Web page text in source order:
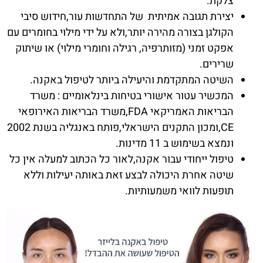
יצירת תגובה אמיתית של התחדשות עור,חידוש סיבי
הקולגן בצורה מהירה יותר,ולא על ידי מילוי בחומרים עם
אפקט זמני (מזותרפיה, רגילה וחומרי מילוי) או שיתוק
שרירים.
השיטה המתקדמת והיעילה ביותר לטיפול באקנה.
המכשיר עטור אישורי בטיחות בינלאומיים : משרד
הבריאות האמריקאי FDA,משרד הבריאות האירופאי
CE,ומכון התקנים הישראלי,פותח באנגליה בשנת 2002
ונמצא בשימוש ב 11 מדינות.
טיפול ייחודי עבור אקנה,לאור כל הכתוב למעלה אין כל
שיטה אחרת היכולה לבצע זאת באותה יעילות וללא
תופעות לוואי משמעותיות.